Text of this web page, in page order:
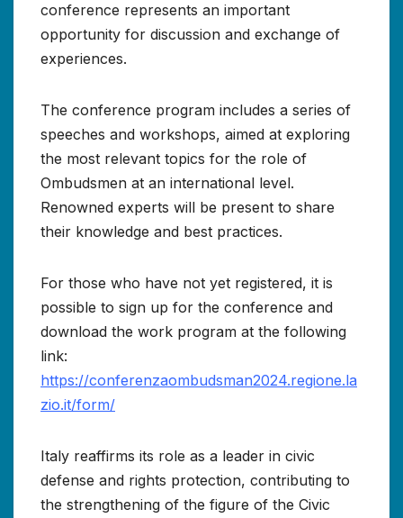
conference represents an important
opportunity for discussion and exchange of
experiences.
The conference program includes a series of
speeches and workshops, aimed at exploring
the most relevant topics for the role of
Ombudsmen at an international level.
Renowned experts will be present to share
their knowledge and best practices.
For those who have not yet registered, it is
possible to sign up for the conference and
download the work program at the following
link:
https://conferenzaombudsman2024.regione.la
zio.it/form/
Italy reaffirms its role as a leader in civic
defense and rights protection, contributing to
the strengthening of the figure of the Civic